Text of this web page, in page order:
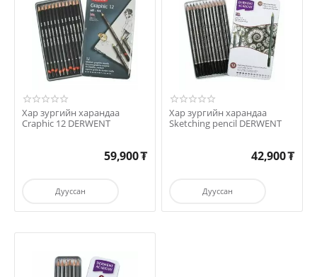
Хар зургийн харандаа
Craphic 12 DERWENT
59,900₮
Дууссан
Хар зургийн харандаа
Sketching pencil DERWENT
42,900₮
Дууссан